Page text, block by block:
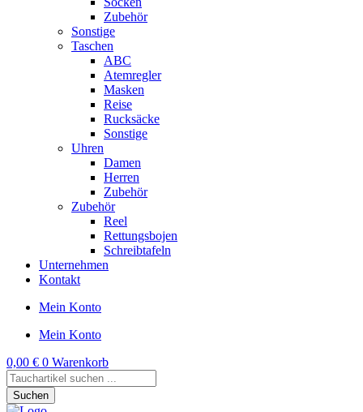
Zubehör
Sonstige
Taschen
ABC
Atemregler
Masken
Reise
Rucksäcke
Sonstige
Uhren
Damen
Herren
Zubehör
Zubehör
Reel
Rettungsbojen
Schreibtafeln
Unternehmen
Kontakt
Mein Konto
Mein Konto
0,00 € 0 Warenkorb
Products
search
Suchen